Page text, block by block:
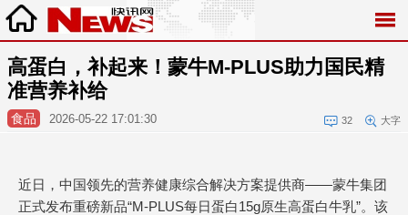
高蛋白，补起来！蒙牛M-PLUS助力国民精
准营养补给
食品 2026-05-22 17:01:30 32 大字
近日，中国领先的营养健康综合解决方案提供商——蒙牛集团
正式发布重磅新品“M-PLUS每日蛋白15g原生高蛋白牛乳”。该